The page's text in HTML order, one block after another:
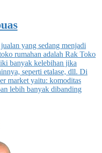
yang sedang menjadi
rumahan adalah Rak Toko
banyak kelebihan jika
seperti etalase, dll. Di
market yaitu: komoditas
lebih banyak dibanding